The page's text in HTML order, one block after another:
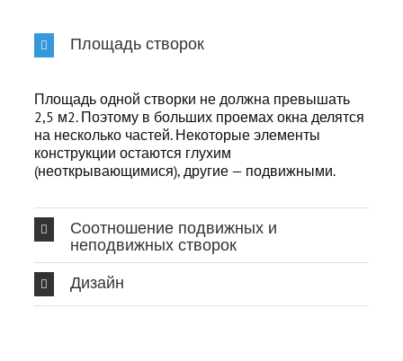
Площадь створок
Площадь одной створки не должна превышать
2,5 м2. Поэтому в больших проемах окна делятся
на несколько частей. Некоторые элементы
конструкции остаются глухим
(неоткрывающимися), другие — подвижными.
Соотношение подвижных и
неподвижных створок
Дизайн